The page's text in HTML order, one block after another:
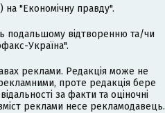
на "Економічну правду".
подальшому відтворенню та/чи
Україна".
реклами. Редакція може не
проте редакція бере
за факти та оціночні
реклами несе рекламодавець.